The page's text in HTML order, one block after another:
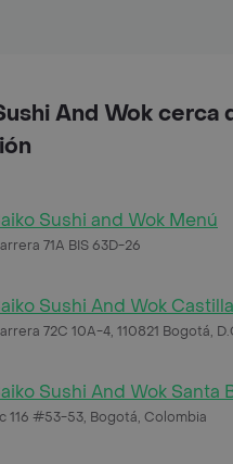
And Wok cerca
Sushi and Wok Menú
71A BIS 63D-26
Sushi And Wok
72C 10A-4, 110821 Bogotá,
Sushi And Wok Santa
116 #53-53, Bogotá, Colombia